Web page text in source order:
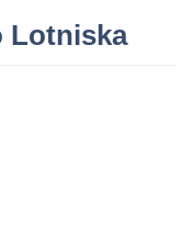
Lotniska